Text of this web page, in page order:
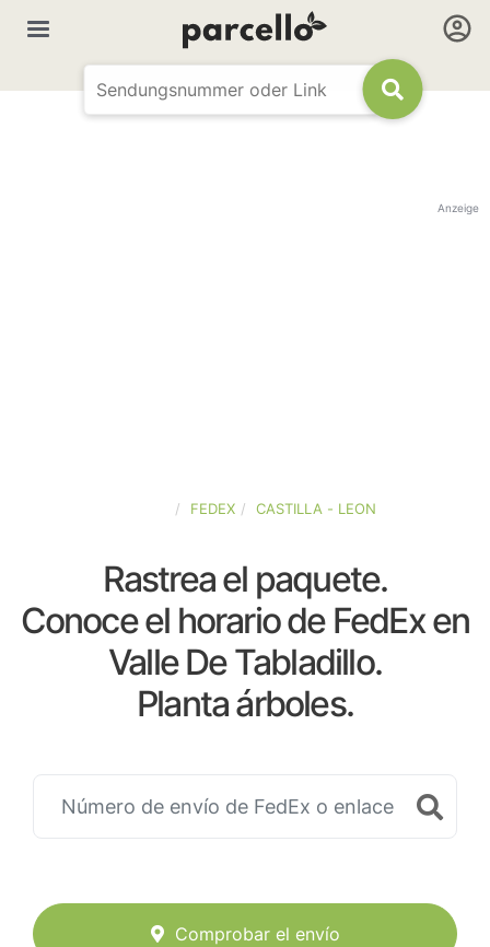
Anzeige
FEDEX CASTILLA - LEON
Rastrea el paquete.
Conoce el horario de FedEx en
Valle De Tabladillo.
Planta árboles.
Comprobar el envío